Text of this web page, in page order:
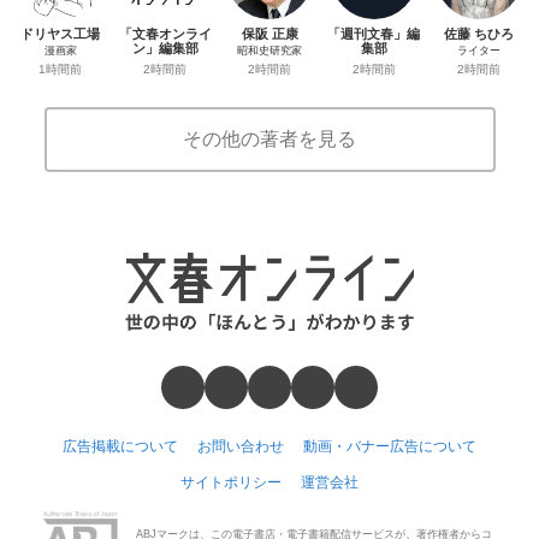
ドリヤス工場
漫画家
1時間前
「文春オンライ
ン」編集部
2時間前
保阪 正康
昭和史研究家
2時間前
「週刊文春」編
集部
2時間前
佐藤 ちひろ
ライター
2時間前
その他の著者を見る
広告掲載について お問い合わせ 動画・バナー広告について
サイトポリシー 運営会社
ABJマークは、この電子書店・電子書籍配信サービスが、著作権者からコ